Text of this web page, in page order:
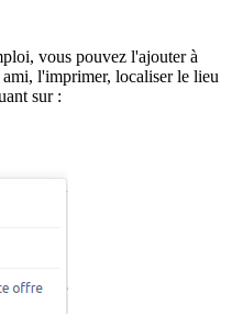
vous pouvez l'ajouter à
l'imprimer, localiser le lieu
sur :